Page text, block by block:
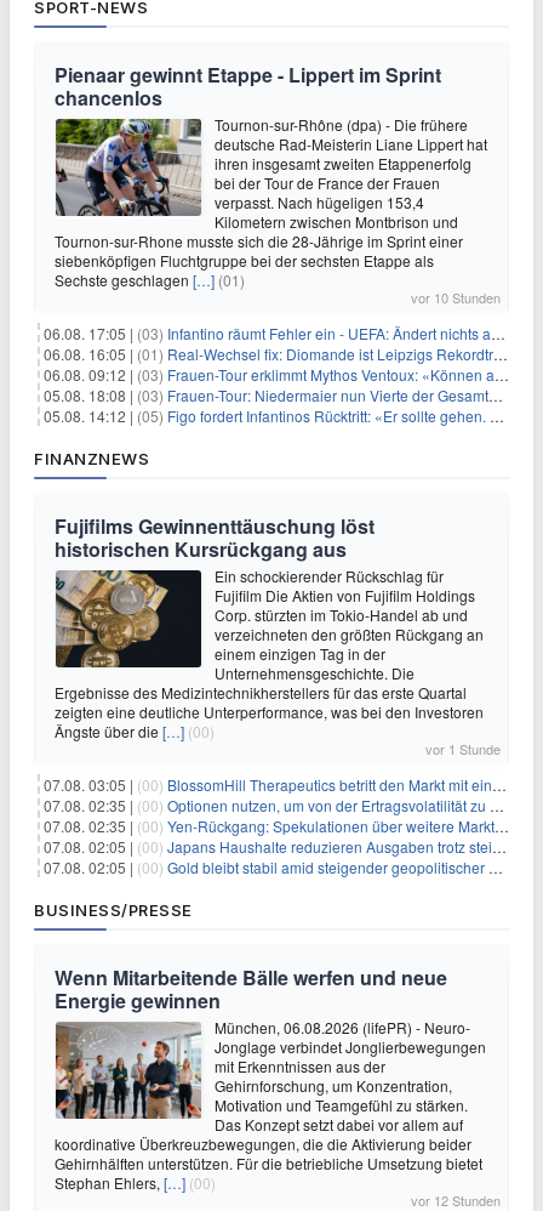
SPORT-NEWS
Pienaar gewinnt Etappe - Lippert im Sprint
chancenlos
Tournon-sur-Rhône (dpa) - Die frühere
deutsche Rad-Meisterin Liane Lippert hat
ihren insgesamt zweiten Etappenerfolg
bei der Tour de France der Frauen
verpasst. Nach hügeligen 153,4
Kilometern zwischen Montbrison und
Tournon-sur-Rhone musste sich die 28-Jährige im Sprint einer
siebenköpfigen Fluchtgruppe bei der sechsten Etappe als
Sechste geschlagen […] (01)
vor 10 Stunden
06.08. 17:05 | (03) Infantino räumt Fehler ein - UEFA: Ändert nichts an Boykott
06.08. 16:05 | (01) Real-Wechsel fix: Diomande ist Leipzigs Rekordtransfer
06.08. 09:12 | (03) Frauen-Tour erklimmt Mythos Ventoux: «Können alles schaffen»
05.08. 18:08 | (03) Frauen-Tour: Niedermaier nun Vierte der Gesamtwertung
05.08. 14:12 | (05) Figo fordert Infantinos Rücktritt: «Er sollte gehen. Jetzt»
FINANZNEWS
Fujifilms Gewinnenttäuschung löst
historischen Kursrückgang aus
Ein schockierender Rückschlag für
Fujifilm Die Aktien von Fujifilm Holdings
Corp. stürzten im Tokio-Handel ab und
verzeichneten den größten Rückgang an
einem einzigen Tag in der
Unternehmensgeschichte. Die
Ergebnisse des Medizintechnikherstellers für das erste Quartal
zeigten eine deutliche Unterperformance, was bei den Investoren
Ängste über die […] (00)
vor 1 Stunde
07.08. 03:05 | (00) BlossomHill Therapeutics betritt den Markt mit einem IPO-Boost von 150 Millionen Dollar
07.08. 02:35 | (00) Optionen nutzen, um von der Ertragsvolatilität zu profitieren
07.08. 02:35 | (00) Yen-Rückgang: Spekulationen über weitere Marktinterventionen nehmen zu
07.08. 02:05 | (00) Japans Haushalte reduzieren Ausgaben trotz steigender Löhne: Ein Warnsignal für das Wachstum
07.08. 02:05 | (00) Gold bleibt stabil amid steigender geopolitischer Spannungen im Persischen Golf
BUSINESS/PRESSE
Wenn Mitarbeitende Bälle werfen und neue
Energie gewinnen
München, 06.08.2026 (lifePR) - Neuro-
Jonglage verbindet Jonglierbewegungen
mit Erkenntnissen aus der
Gehirnforschung, um Konzentration,
Motivation und Teamgefühl zu stärken.
Das Konzept setzt dabei vor allem auf
koordinative Überkreuzbewegungen, die die Aktivierung beider
Gehirnhälften unterstützen. Für die betriebliche Umsetzung bietet
Stephan Ehlers, […] (00)
vor 12 Stunden